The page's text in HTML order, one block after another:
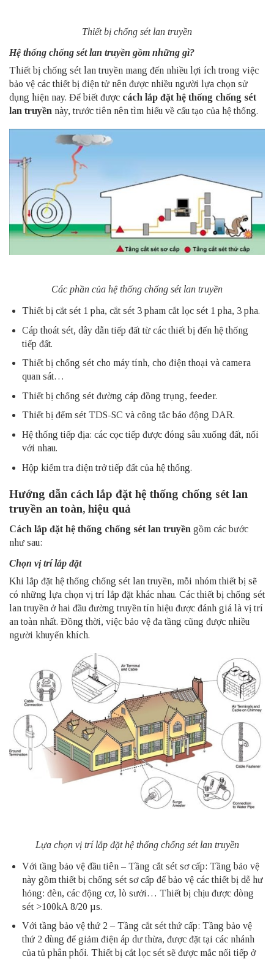
Thiết bị chống sét lan truyền
Hệ thống chống sét lan truyền gồm những gì?
Thiết bị chống sét lan truyền mang đến nhiều lợi ích trong việc
bảo vệ các thiết bị điện tử nên được nhiều người lựa chọn sử
dụng hiện nay. Để biết được cách lắp đặt hệ thống chống sét
lan truyền này, trước tiên nên tìm hiểu về cấu tạo của hệ thống.
Các phần của hệ thống chống sét lan truyền
Thiết bị cắt sét 1 pha, cắt sét 3 pham cắt lọc sét 1 pha, 3 pha.
Cáp thoát sét, dây dẫn tiếp đất từ các thiết bị đến hệ thống
tiếp đất.
Thiết bị chống sét cho máy tính, cho điện thoại và camera
quan sát…
Thiết bị chống sét đường cáp đồng trụng, feeder.
Thiết bị đếm sét TDS-SC và công tắc báo động DAR.
Hệ thống tiếp địa: các cọc tiếp được đóng sâu xuống đất, nối
với nhau.
Hộp kiểm tra điện trở tiếp đất của hệ thống.
Hướng dẫn cách lắp đặt hệ thống chống sét lan
truyền an toàn, hiệu quả
Cách lắp đặt hệ thống chống sét lan truyền gồm các bước
như sau:
Chọn vị trí lắp đặt
Khi lắp đặt hệ thống chống sét lan truyền, mỗi nhóm thiết bị sẽ
có những lựa chọn vị trí lắp đặt khác nhau. Các thiết bị chống sét
lan truyền ở hai đầu đường truyền tín hiệu được đánh giá là vị trí
an toàn nhất. Đồng thời, việc bảo vệ đa tầng cũng được nhiều
người khuyến khích.
Lựa chọn vị trí lắp đặt hệ thống chống sét lan truyền
Với tầng bảo vệ đầu tiên – Tầng cắt sét sơ cấp: Tầng bảo vệ
này gồm thiết bị chống sét sơ cấp để bảo vệ các thiết bị dễ hư
hỏng: đèn, các động cơ, lò sưởi… Thiết bị chịu được dòng
sét >100kA 8/20 µs.
Với tầng bảo vệ thứ 2 – Tầng cắt sét thứ cấp: Tầng bảo vệ
thứ 2 dùng để giảm điện áp dư thừa, được đặt tại các nhánh
của tủ phân phối. Thiết bị cắt lọc sét sẽ được mắc nối tiếp ở